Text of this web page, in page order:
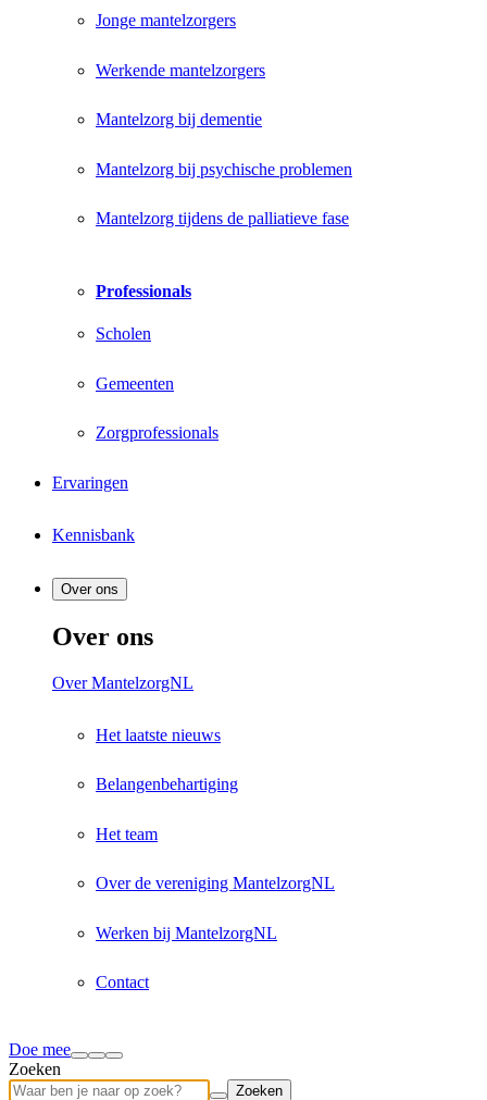
Jonge mantelzorgers
Werkende mantelzorgers
Mantelzorg bij dementie
Mantelzorg bij psychische problemen
Mantelzorg tijdens de palliatieve fase
Professionals
Scholen
Gemeenten
Zorgprofessionals
Ervaringen
Kennisbank
Over ons
Over ons
Over MantelzorgNL
Het laatste nieuws
Belangenbehartiging
Het team
Over de vereniging MantelzorgNL
Werken bij MantelzorgNL
Contact
Doe mee
Zoeken
Zoeken